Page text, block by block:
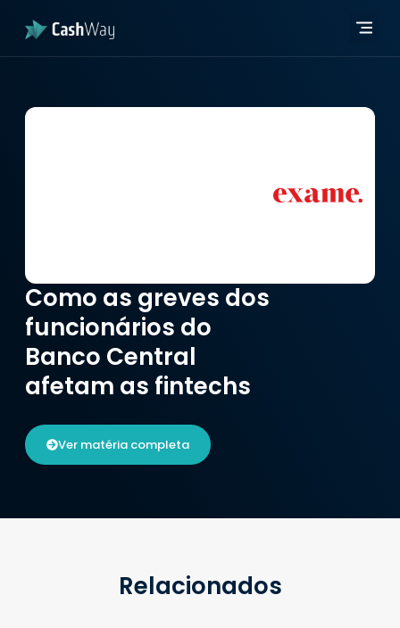
Como as greves dos
funcionários do
Banco Central
afetam as fintechs
Ver matéria completa
Relacionados